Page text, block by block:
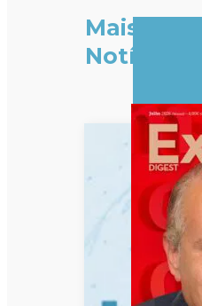
Mais
Notícias